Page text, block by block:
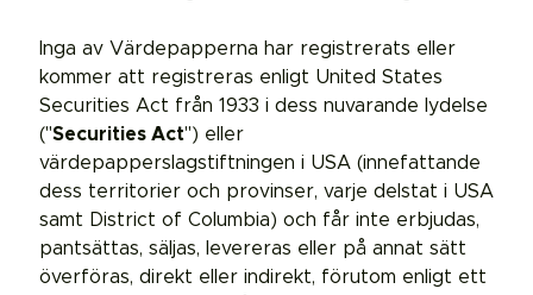
Inga av Värdepapperna har registrerats eller
kommer att registreras enligt United States
Securities Act från 1933 i dess nuvarande lydelse
("Securities Act") eller
värdepapperslagstiftningen i USA (innefattande
dess territorier och provinser, varje delstat i USA
samt District of Columbia) och får inte erbjudas,
pantsättas, säljas, levereras eller på annat sätt
överföras, direkt eller indirekt, förutom enligt ett